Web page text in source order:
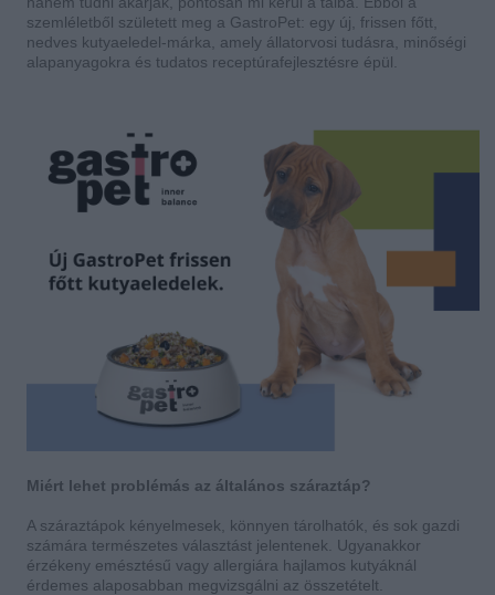
szemléletből született meg a GastroPet: egy új, frissen főtt,
nedves kutyaeledel-márka, amely állatorvosi tudásra, minőségi
alapanyagokra és tudatos receptúrafejlesztésre épül.
Miért lehet problémás az általános száraztáp?
A száraztápok kényelmesek, könnyen tárolhatók, és sok gazdi
számára természetes választást jelentenek. Ugyanakkor
érzékeny emésztésű vagy allergiára hajlamos kutyáknál
érdemes alaposabban megvizsgálni az összetételt.